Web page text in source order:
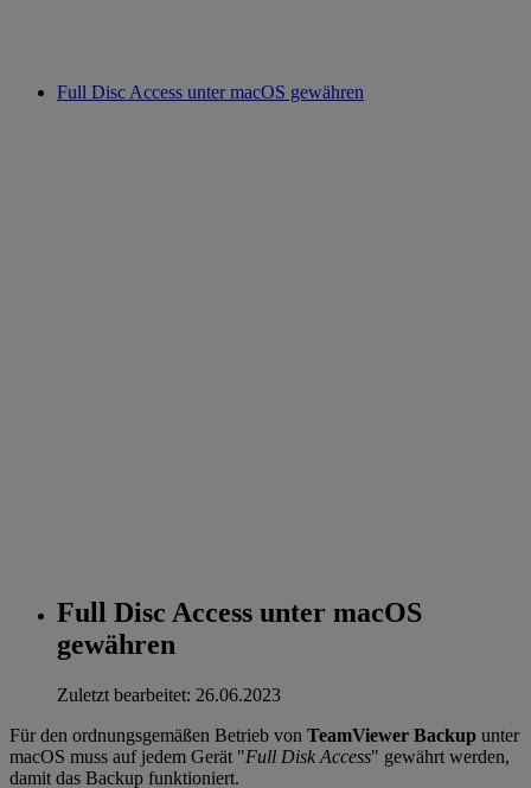
Full Disc Access unter macOS gewähren
Full Disc Access unter macOS
gewähren
Zuletzt bearbeitet: 26.06.2023
Für den ordnungsgemäßen Betrieb von TeamViewer Backup unter
macOS muss auf jedem Gerät "Full Disk Access" gewährt werden,
damit das Backup funktioniert.